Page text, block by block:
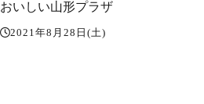
おいしい山形プラザ
2021年8月28日(土)